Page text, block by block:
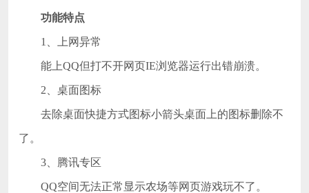
功能特点
1、上网异常
能上QQ但打不开网页IE浏览器运行出错崩溃。
2、桌面图标
去除桌面快捷方式图标小箭头桌面上的图标删除不
了。
3、腾讯专区
QQ空间无法正常显示农场等网页游戏玩不了。